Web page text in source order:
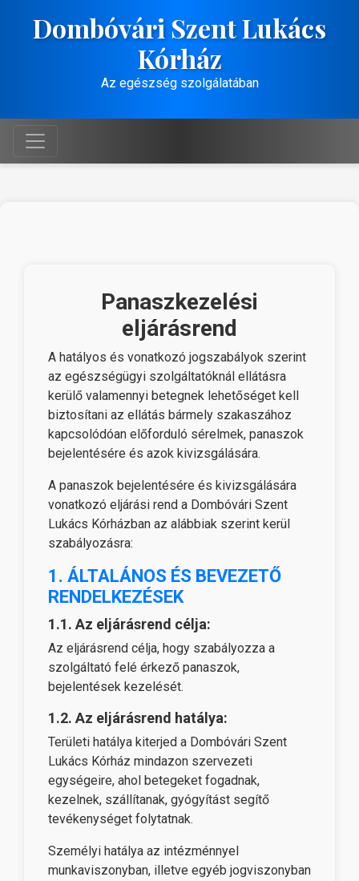
Dombóvári Szent Lukács
Kórház
Az egészség szolgálatában
Panaszkezelési
eljárásrend
A hatályos és vonatkozó jogszabályok szerint
az egészségügyi szolgáltatóknál ellátásra
kerülő valamennyi betegnek lehetőséget kell
biztosítani az ellátás bármely szakaszához
kapcsolódóan előforduló sérelmek, panaszok
bejelentésére és azok kivizsgálására.
A panaszok bejelentésére és kivizsgálására
vonatkozó eljárási rend a Dombóvári Szent
Lukács Kórházban az alábbiak szerint kerül
szabályozásra:
1. ÁLTALÁNOS ÉS BEVEZETŐ
RENDELKEZÉSEK
1.1. Az eljárásrend célja:
Az eljárásrend célja, hogy szabályozza a
szolgáltató felé érkező panaszok,
bejelentések kezelését.
1.2. Az eljárásrend hatálya:
Területi hatálya kiterjed a Dombóvári Szent
Lukács Kórház mindazon szervezeti
egységeire, ahol betegeket fogadnak,
kezelnek, szállítanak, gyógyítást segítő
tevékenységet folytatnak.
Személyi hatálya az intézménnyel
munkaviszonyban, illetve egyéb jogviszonyban